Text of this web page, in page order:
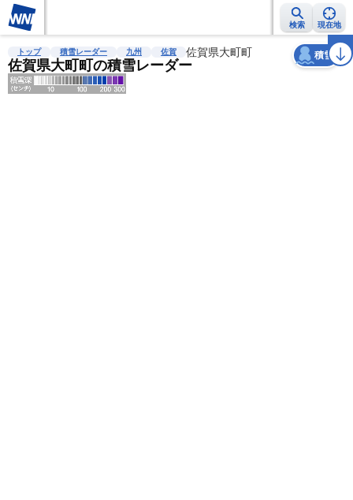
検索 現在地
雨雲レーダー 台風情報 地震情報 警報・注意報 2週間天気 ラ
トップ 積雪レーダー 九州 佐賀 佐賀県大町町
佐賀県大町町の積雪レーダー
積雪
天気 台風